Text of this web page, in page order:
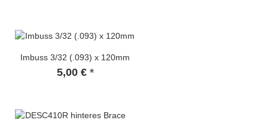
Imbuss 3/32 (.093) x 120mm
5,00 € *